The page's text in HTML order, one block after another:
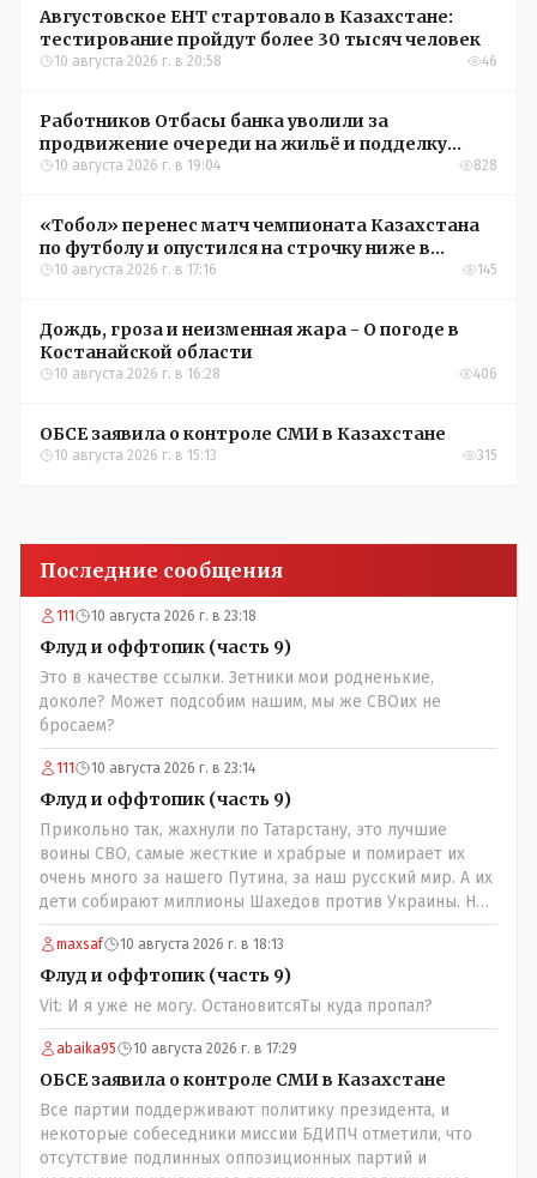
Августовское ЕНТ стартовало в Казахстане:
тестирование пройдут более 30 тысяч человек
10 августа 2026 г. в 20:58 46
Работников Отбасы банка уволили за
продвижение очереди на жильё и подделку
документов
10 августа 2026 г. в 19:04 828
«Тобол» перенес матч чемпионата Казахстана
по футболу и опустился на строчку ниже в
турнирной таблице
10 августа 2026 г. в 17:16 145
Дождь, гроза и неизменная жара - О погоде в
Костанайской области
10 августа 2026 г. в 16:28 406
ОБСЕ заявила о контроле СМИ в Казахстане
10 августа 2026 г. в 15:13 315
Последние сообщения
111 10 августа 2026 г. в 23:18
Флуд и оффтопик (часть 9)
Это в качестве ссылки. Зетники мои родненькие,
доколе? Может подсобим нашим, мы же СВОих не
бросаем?
111 10 августа 2026 г. в 23:14
Флуд и оффтопик (часть 9)
Прикольно так, жахнули по Татарстану, это лучшие
воины СВО, самые жесткие и храбрые и помирает их
очень много за нашего Путина, за наш русский мир. А их
дети собирают миллионы Шахедов против Украины. Но
дело не в этом, в Татарстане погибли узбеки и таджики,
поддерживающие Россию и Путина. Ни одного татарина
не погибло!
maxsaf 10 августа 2026 г. в 18:13
Флуд и оффтопик (часть 9)
Vit: И я уже не могу. ОстановитсяТы куда пропал?
abaika95 10 августа 2026 г. в 17:29
ОБСЕ заявила о контроле СМИ в Казахстане
Все партии поддерживают политику президента, и
некоторые собеседники миссии БДИПЧ отметили, что
отсутствие подлинных оппозиционных партий и